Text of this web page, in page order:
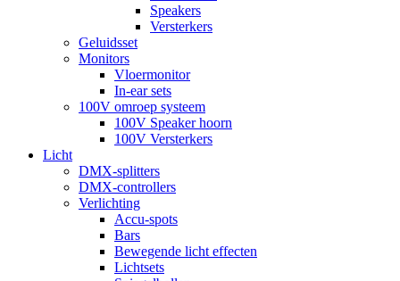
Speakers
Versterkers
Geluidsset
Monitors
Vloermonitor
In-ear sets
100V omroep systeem
100V Speaker hoorn
100V Versterkers
Licht
DMX-splitters
DMX-controllers
Verlichting
Accu-spots
Bars
Bewegende licht effecten
Lichtsets